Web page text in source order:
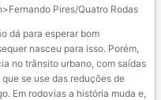
Fernando Pires/Quatro Rodas
dá para esperar bom
nasceu para isso. Porém,
no trânsito urbano, com saídas
se use das reduções de
Em rodovias a história muda e,